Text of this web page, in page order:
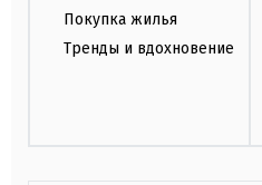
Покупка жилья
Тренды и вдохновение